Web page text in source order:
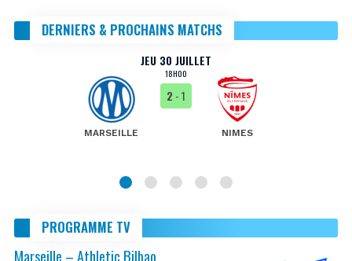
DERNIERS & PROCHAINS MATCHS
JEU 30 JUILLET
18H00
MARSEILLE
2 - 1
NIMES
PROGRAMME TV
Marseille – Athletic Bilbao